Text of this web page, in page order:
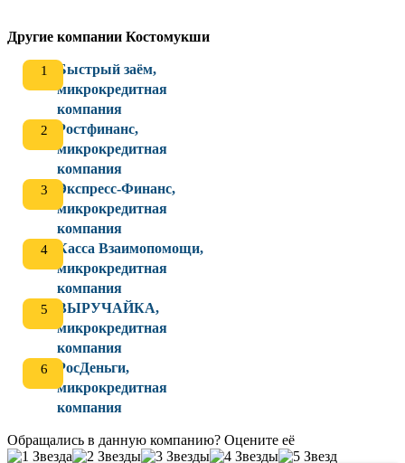
Другие компании Костомукши
Быстрый заём,
микрокредитная
компания
Ростфинанс,
микрокредитная
компания
Экспресс-Финанс,
микрокредитная
компания
Касса Взаимопомощи,
микрокредитная
компания
ВЫРУЧАЙКА,
микрокредитная
компания
РосДеньги,
микрокредитная
компания
Обращались в данную компанию? Оцените её